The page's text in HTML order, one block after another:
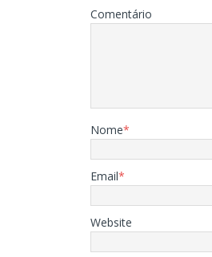
Comentário
Nome*
Email*
Website